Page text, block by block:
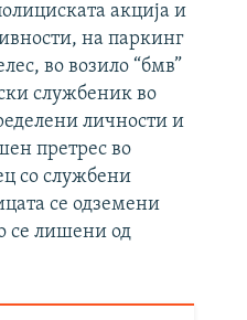
акција и
на паркинг
во возило “бмв”
службеник во
личности и
претрес во
со службени
се одземени
се лишени од